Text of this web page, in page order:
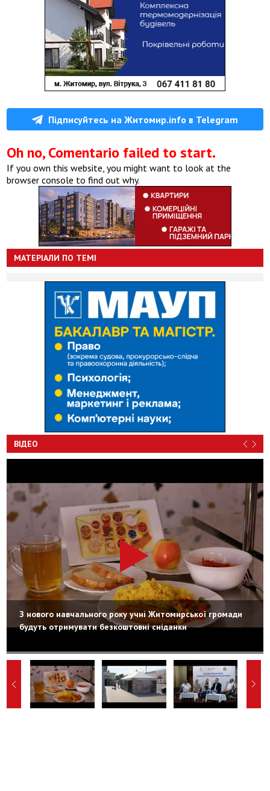
Підписуйтесь на Житомир.info в Telegram
Oh no, Comentario failed to start.
If you own this website, you might want to look at the
browser console to find out why.
МАТЕРІАЛИ ПО ТЕМІ
ВІДЕО
З нового навчального року учні Житомирської громади
будуть отримувати безкоштовні сніданки